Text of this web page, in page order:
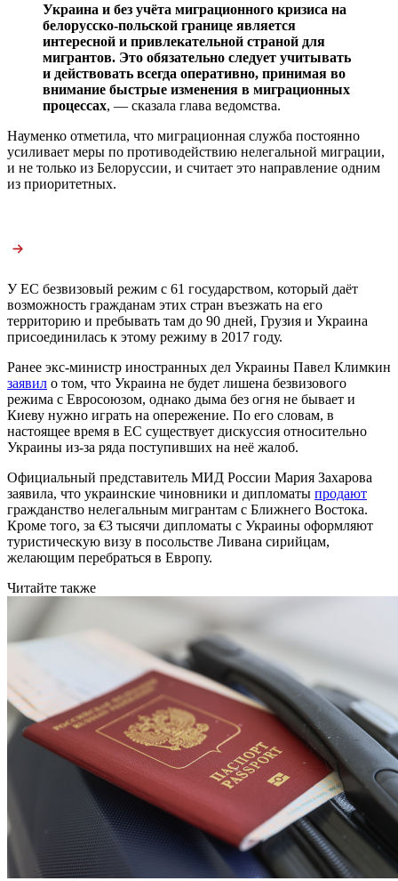
Украина и без учёта миграционного кризиса на
белорусско-польской границе является
интересной и привлекательной страной для
мигрантов. Это обязательно следует учитывать
и действовать всегда оперативно, принимая во
внимание быстрые изменения в миграционных
процессах, — сказала глава ведомства.
Науменко отметила, что миграционная служба постоянно
усиливает меры по противодействию нелегальной миграции,
и не только из Белоруссии, и считает это направление одним
из приоритетных.
У ЕС безвизовый режим с 61 государством, который даёт
возможность гражданам этих стран въезжать на его
территорию и пребывать там до 90 дней, Грузия и Украина
присоединилась к этому режиму в 2017 году.
Ранее экс-министр иностранных дел Украины Павел Климкин
заявил о том, что Украина не будет лишена безвизового
режима с Евросоюзом, однако дыма без огня не бывает и
Киеву нужно играть на опережение. По его словам, в
настоящее время в ЕС существует дискуссия относительно
Украины из-за ряда поступивших на неё жалоб.
Официальный представитель МИД России Мария Захарова
заявила, что украинские чиновники и дипломаты продают
гражданство нелегальным мигрантам с Ближнего Востока.
Кроме того, за €3 тысячи дипломаты с Украины оформляют
туристическую визу в посольстве Ливана сирийцам,
желающим перебраться в Европу.
Читайте также